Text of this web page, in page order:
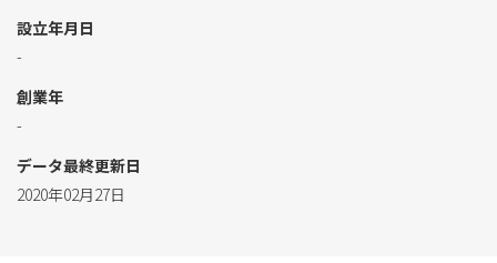
設立年月日
-
創業年
-
データ最終更新日
2020年02月27日